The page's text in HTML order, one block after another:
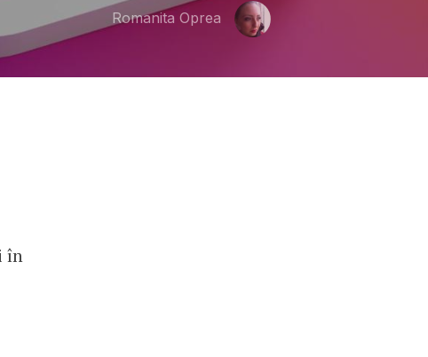
Romanita Oprea
de social media, dar
în